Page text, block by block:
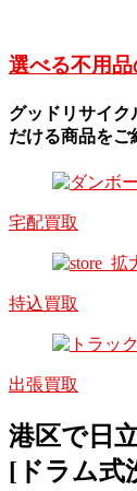
選べる不用
グッドリサイク
だける商品をご
宅配買取
持込買取
出張買取
港区で日
[ドラム式